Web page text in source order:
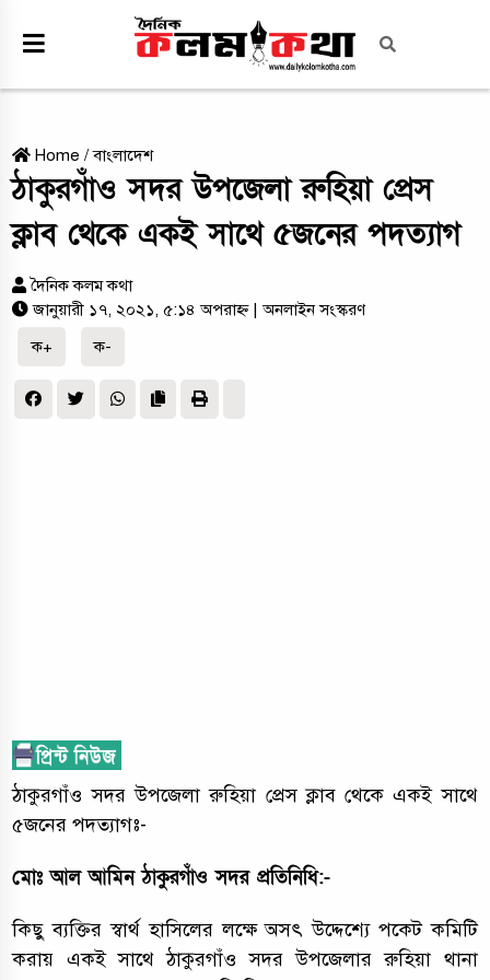
Home /বাংলাদেশ
ঠাকুরগাঁও সদর উপজেলা রুহিয়া প্রেস
ক্লাব থেকে একই সাথে ৫জনের পদত্যাগ
দৈনিক কলম কথা
জানুয়ারী ১৭, ২০২১, ৫:১৪ অপরাহ্ন
| অনলাইন সংস্করণ
ক+
ক-
ঠাকুরগাঁও সদর উপজেলা রুহিয়া প্রেস ক্লাব থেকে একই সাথে
৫জনের পদত্যাগঃ-
মোঃ আল আমিন ঠাকুরগাঁও সদর প্রতিনিধি:-
কিছু ব্যক্তির স্বার্থ হাসিলের লক্ষে অসৎ উদ্দেশ্যে পকেট কমিটি
করায় একই সাথে ঠাকুরগাঁও সদর উপজেলার রুহিয়া থানা